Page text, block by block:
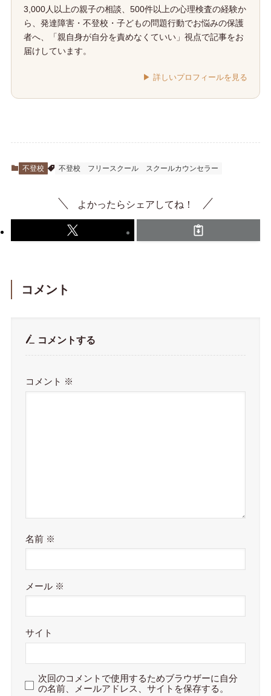
3,000人以上の親子の相談、500件以上の心理検査の経験か
ら、発達障害・不登校・子どもの問題行動でお悩みの保護
者へ、「親自身が自分を責めなくていい」視点で記事をお
届けしています。
▶︎ 詳しいプロフィールを見る
不登校 不登校 フリースクール スクールカウンセラー
よかったらシェアしてね！
コメント
コメントする
コメント ※
名前 ※
メール ※
サイト
次回のコメントで使用するためブラウザーに自分
の名前、メールアドレス、サイトを保存する。